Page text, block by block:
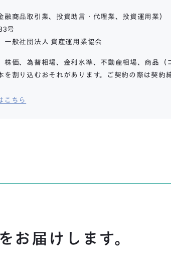
商品取引業、投資助言・代理業、投資運用業）
号
一般社団法人 資産運用業協会
株価、為替相場、金利水準、不動産相場、商品
を割り込むおそれがあります。ご契約の際は契
こちら
お届けします。